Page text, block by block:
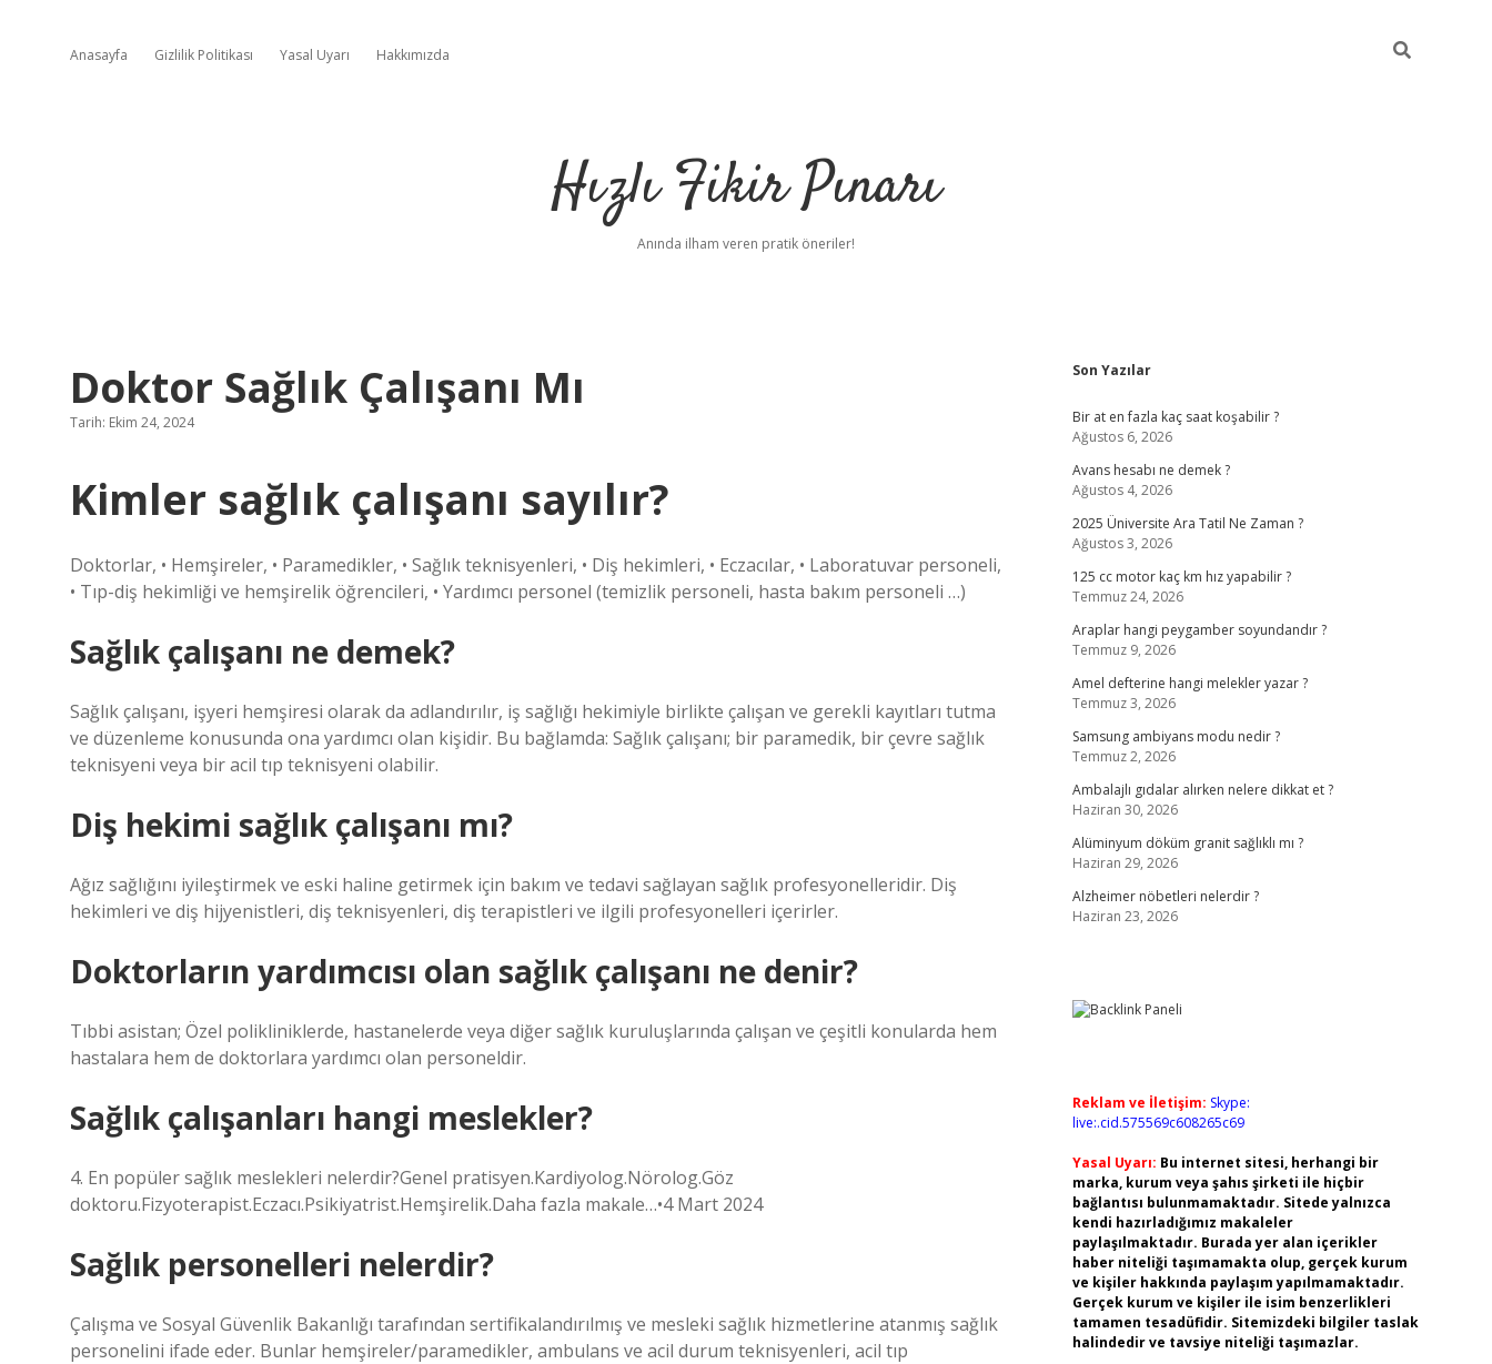
Anasayfa Gizlilik Politikası Yasal Uyarı Hakkımızda
Hızlı Fikir Pınarı
Anında ilham veren pratik öneriler!
Doktor Sağlık Çalışanı Mı
Tarih: Ekim 24, 2024
Kimler sağlık çalışanı sayılır?
Doktorlar, • Hemşireler, • Paramedikler, • Sağlık teknisyenleri, • Diş hekimleri, • Eczacılar, • Laboratuvar personeli,
• Tıp-diş hekimliği ve hemşirelik öğrencileri, • Yardımcı personel (temizlik personeli, hasta bakım personeli …)
Sağlık çalışanı ne demek?
Sağlık çalışanı, işyeri hemşiresi olarak da adlandırılır, iş sağlığı hekimiyle birlikte çalışan ve gerekli kayıtları tutma
ve düzenleme konusunda ona yardımcı olan kişidir. Bu bağlamda: Sağlık çalışanı; bir paramedik, bir çevre sağlık
teknisyeni veya bir acil tıp teknisyeni olabilir.
Diş hekimi sağlık çalışanı mı?
Ağız sağlığını iyileştirmek ve eski haline getirmek için bakım ve tedavi sağlayan sağlık profesyonelleridir. Diş
hekimleri ve diş hijyenistleri, diş teknisyenleri, diş terapistleri ve ilgili profesyonelleri içerirler.
Doktorların yardımcısı olan sağlık çalışanı ne denir?
Tıbbi asistan; Özel polikliniklerde, hastanelerde veya diğer sağlık kuruluşlarında çalışan ve çeşitli konularda hem
hastalara hem de doktorlara yardımcı olan personeldir.
Sağlık çalışanları hangi meslekler?
4. En popüler sağlık meslekleri nelerdir?Genel pratisyen.Kardiyolog.Nörolog.Göz
doktoru.Fizyoterapist.Eczacı.Psikiyatrist.Hemşirelik.Daha fazla makale…•4 Mart 2024
Sağlık personelleri nelerdir?
Çalışma ve Sosyal Güvenlik Bakanlığı tarafından sertifikalandırılmış ve mesleki sağlık hizmetlerine atanmış sağlık
personelini ifade eder. Bunlar hemşireler/paramedikler, ambulans ve acil durum teknisyenleri, acil tıp
Sidebar
Son Yazılar
Bir at en fazla kaç saat koşabilir ?
Ağustos 6, 2026
Avans hesabı ne demek ?
Ağustos 4, 2026
2025 Üniversite Ara Tatil Ne Zaman ?
Ağustos 3, 2026
125 cc motor kaç km hız yapabilir ?
Temmuz 24, 2026
Araplar hangi peygamber soyundandır ?
Temmuz 9, 2026
Amel defterine hangi melekler yazar ?
Temmuz 3, 2026
Samsung ambiyans modu nedir ?
Temmuz 2, 2026
Ambalajlı gıdalar alırken nelere dikkat et ?
Haziran 30, 2026
Alüminyum döküm granit sağlıklı mı ?
Haziran 29, 2026
Alzheimer nöbetleri nelerdir ?
Haziran 23, 2026
Reklam ve İletişim: Skype:
live:.cid.575569c608265c69
Yasal Uyarı: Bu internet sitesi, herhangi bir
marka, kurum veya şahıs şirketi ile hiçbir
bağlantısı bulunmamaktadır. Sitede yalnızca
kendi hazırladığımız makaleler
paylaşılmaktadır. Burada yer alan içerikler
haber niteliği taşımamakta olup, gerçek kurum
ve kişiler hakkında paylaşım yapılmamaktadır.
Gerçek kurum ve kişiler ile isim benzerlikleri
tamamen tesadüfidir. Sitemizdeki bilgiler taslak
halindedir ve tavsiye niteliği taşımazlar.